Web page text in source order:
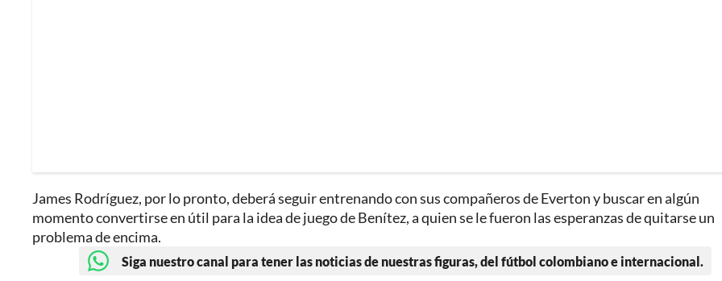
James Rodríguez, por lo pronto, deberá seguir entrenando con sus compañeros de Everton y buscar en algún
momento convertirse en útil para la idea de juego de Benítez, a quien se le fueron las esperanzas de quitarse un
problema de encima.
Siga nuestro canal para tener las noticias de nuestras figuras, del fútbol colombiano e internacional.